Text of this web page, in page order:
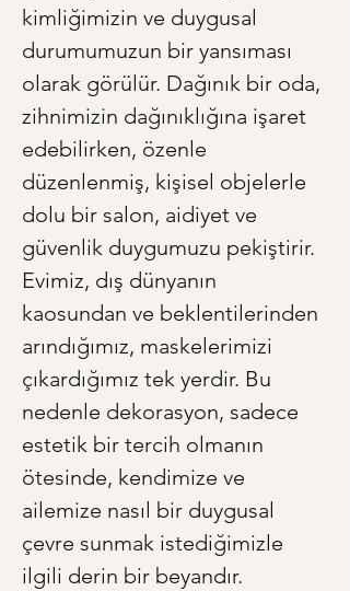
kimliğimizin ve duygusal
durumumuzun bir yansıması
olarak görülür. Dağınık bir oda,
zihnimizin dağınıklığına işaret
edebilirken, özenle
düzenlenmiş, kişisel objelerle
dolu bir salon, aidiyet ve
güvenlik duygumuzu pekiştirir.
Evimiz, dış dünyanın
kaosundan ve beklentilerinden
arındığımız, maskelerimizi
çıkardığımız tek yerdir. Bu
nedenle dekorasyon, sadece
estetik bir tercih olmanın
ötesinde, kendimize ve
ailemize nasıl bir duygusal
çevre sunmak istediğimizle
ilgili derin bir beyandır.